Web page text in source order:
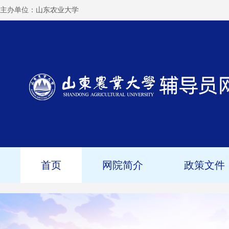
主办单位： 山东农业大学
首页 网院简介 政策文件